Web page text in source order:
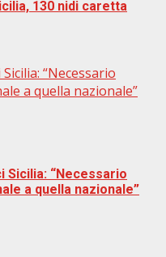
130 nidi caretta
“Necessario
a quella nazionale”
Sicilia: “Necessario
a quella nazionale”